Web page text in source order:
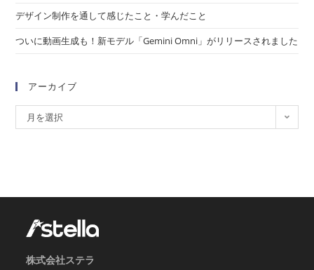
デザイン制作を通して感じたこと・学んだこと
ついに動画生成も！新モデル「Gemini Omni」がリリースされました
アーカイブ
月を選択
株式会社ステラ